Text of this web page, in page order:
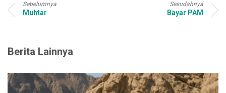
Sebelumnya
Muhtar
Sesudahnya
Bayar PAM
Berita Lainnya